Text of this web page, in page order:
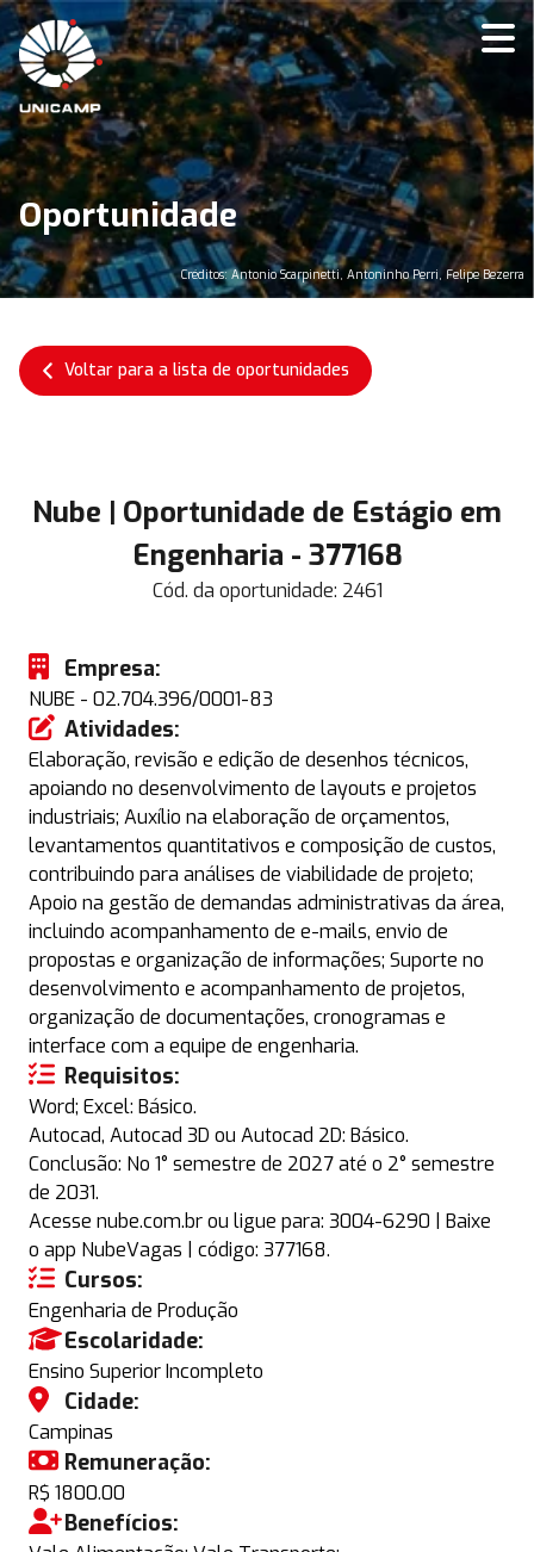
Oportunidade
Créditos: Antonio Scarpinetti, Antoninho Perri, Felipe Bezerra
Voltar para a lista de oportunidades
Nube | Oportunidade de Estágio em
Engenharia - 377168
Cód. da oportunidade: 2461
Empresa:
NUBE - 02.704.396/0001-83
Atividades:
Elaboração, revisão e edição de desenhos técnicos,
apoiando no desenvolvimento de layouts e projetos
industriais; Auxílio na elaboração de orçamentos,
levantamentos quantitativos e composição de custos,
contribuindo para análises de viabilidade de projeto;
Apoio na gestão de demandas administrativas da área,
incluindo acompanhamento de e-mails, envio de
propostas e organização de informações; Suporte no
desenvolvimento e acompanhamento de projetos,
organização de documentações, cronogramas e
interface com a equipe de engenharia.
Requisitos:
Word; Excel: Básico.
Autocad, Autocad 3D ou Autocad 2D: Básico.
Conclusão: No 1° semestre de 2027 até o 2° semestre
de 2031.
Acesse nube.com.br ou ligue para: 3004-6290 | Baixe
o app NubeVagas | código: 377168.
Cursos:
Engenharia de Produção
Escolaridade:
Ensino Superior Incompleto
Cidade:
Campinas
Remuneração:
R$ 1800.00
Benefícios: